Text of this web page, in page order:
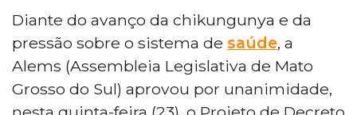
Diante do avanço da chikungunya e da
pressão sobre o sistema de saúde, a
Alems (Assembleia Legislativa de Mato
Grosso do Sul) aprovou por unanimidade,